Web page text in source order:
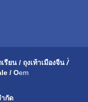
เรียน / ถุงเท้าเมืองจีน /่
/ Oem
กัด